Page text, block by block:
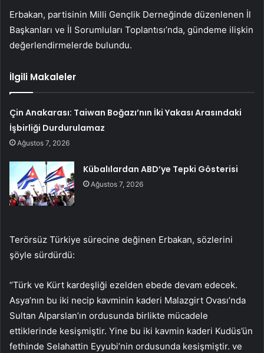
Erbakan, partisinin Milli Gençlik Derneğinde düzenlenen İl
Başkanları ve İl Sorumluları Toplantısı’nda, gündeme ilişkin
değerlendirmelerde bulundu.
İlgili Makaleler
Çin Anakarası: Taiwan Boğazı’nın İki Yakası Arasındaki
İşbirliği Durdurulamaz
Ağustos 7, 2026
Kübalılardan ABD’ye Tepki Gösterisi
Ağustos 7, 2026
Terörsüz Türkiye sürecine değinen Erbakan, sözlerini
şöyle sürdürdü:
“Türk ve Kürt kardeşliği ezelden ebede devam edecek.
Asya’nın bu iki necip kavminin kaderi Malazgirt Ovası’nda
Sultan Alparslan’ın ordusunda birlikte mücadele
ettiklerinde kesişmiştir. Yine bu iki kavmin kaderi Kudüs’ün
fethinde Selahattin Eyyubi’nin ordusunda kesişmiştir. ve